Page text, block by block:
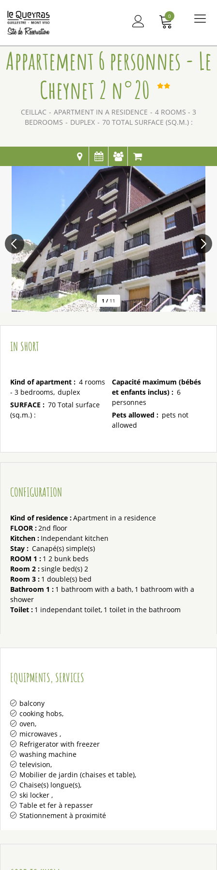
0
Appartement 6 personnes - Le
Cheynet 2 n°20
CEILLAC APARTMENT IN A RESIDENCE
4 ROOMS - 3
BEDROOMS
DUPLEX 70 TOTAL SURFACE (SQ.M.) :
1 / 11
IN SHORT
Kind of apartment : 4 rooms
- 3 bedrooms duplex
SURFACE : 70 Total surface
(sq.m.) :
Capacité maximum (bébés
et enfants inclus) : 6
personnes
Pets allowed : pets not
allowed
CONFIGURATION
Kind of residence :Apartment in a residence
FLOOR :2nd floor
Kitchen : Independant kitchen
Stay : Canapé(s) simple(s)
ROOM 1 : 1 2 bunk beds
Room 2 :single bed(s) 2
Room 3 : 1 double(s) bed
Bathroom 1 : 1 bathroom with a bath 1 bathroom with a
shower
Toilet : 1 independant toilet 1 toilet in the bathroom
EQUIPMENTS, SERVICES
balcony
cooking hobs
oven
microwaves
Refrigerator with freezer
washing machine
television
Mobilier de jardin (chaises et table)
Chaise(s) longue(s)
ski locker
Table et fer à repasser
Stationnement à proximité